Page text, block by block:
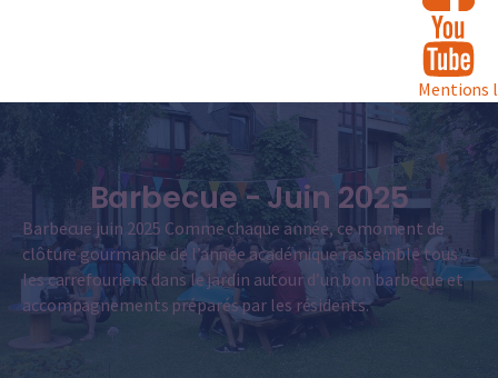
Mentions
Barbecue - Juin 2025
Barbecue juin 2025 Comme chaque année, ce moment de
clôture gourmande de l’année académique rassemble tous
les carrefouriens dans le jardin autour d’un bon barbecue et
accompagnements préparés par les résidents.